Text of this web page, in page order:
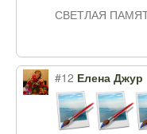
СВЕТЛАЯ
#12 Елена Джур